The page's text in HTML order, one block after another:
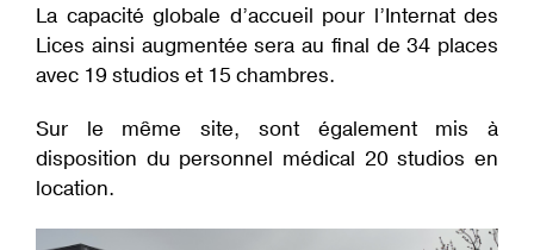
La capacité globale d’accueil pour l’Internat des
Lices ainsi augmentée sera au final de 34 places
avec 19 studios et 15 chambres.
Sur le même site, sont également mis à
disposition du personnel médical 20 studios en
location.